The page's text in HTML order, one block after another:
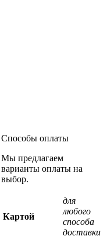
Способы оплаты
Мы предлагаем
варианты оплаты на
выбор.
Картой
для
любого
способа
доставки